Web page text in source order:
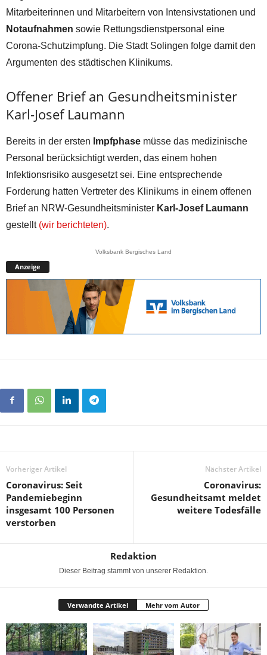
Mitarbeiterinnen und Mitarbeitern von Intensivstationen und
Notaufnahmen sowie Rettungsdienstpersonal eine
Corona-Schutzimpfung. Die Stadt Solingen folge damit den
Argumenten des städtischen Klinikums.
Offener Brief an Gesundheitsminister
Karl-Josef Laumann
Bereits in der ersten Impfphase müsse das medizinische
Personal berücksichtigt werden, das einem hohen
Infektionsrisiko ausgesetzt sei. Eine entsprechende
Forderung hatten Vertreter des Klinikums in einem offenen
Brief an NRW-Gesundheitsminister Karl-Josef Laumann
gestellt (wir berichteten).
Volksbank Bergisches Land
Anzeige
Vorheriger Artikel
Coronavirus: Seit
Pandemiebeginn
insgesamt 100 Personen
verstorben
Nächster Artikel
Coronavirus:
Gesundheitsamt meldet
weitere Todesfälle
Redaktion
Dieser Beitrag stammt von unserer Redaktion.
Verwandte Artikel Mehr vom Autor